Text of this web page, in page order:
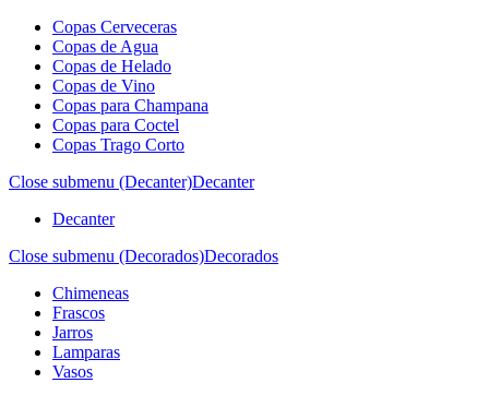
Copas Cerveceras
Copas de Agua
Copas de Helado
Copas de Vino
Copas para Champana
Copas para Coctel
Copas Trago Corto
Close submenu (Decanter)Decanter
Decanter
Close submenu (Decorados)Decorados
Chimeneas
Frascos
Jarros
Lamparas
Vasos